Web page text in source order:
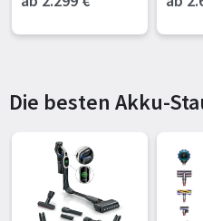
Die besten Akku-